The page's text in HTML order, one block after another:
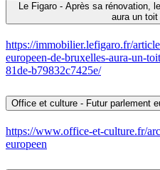
Le Figaro - Après sa rénovation,
aura un
https://immobilier.lefigaro.fr/
europeen-de-bruxelles-aura-un-
81de-b79832c7425e/
Office et culture - Futur parlement
https://www.office-et-culture.fr/
europeen